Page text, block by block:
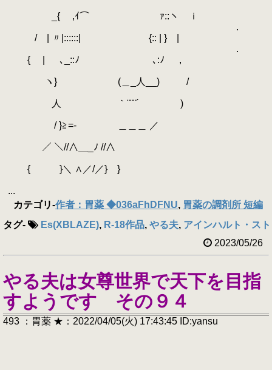
_{ ,ｲ⌒ ｧ::ヽ ｉ
.
/ | 〃|::::::| {:: | } |
.
{ | ､_::ﾉ ､:ﾉ ,
ヽ} (＿_人__) /
人 ｀¨¨¨´ )
/ }≧=- ＿＿＿ ／
／ ＼//∧＿_ﾉ //∧
{ }＼ ∧／/／} }
...
カテゴリ-作者：胃薬 ◆036aFhDFNU, 胃薬の調剤所 短編
タグ- Es(XBLAZE), R-18作品, やる夫, アインハルト・ス
2023/05/26
やる夫は女尊世界で天下を目指
すようです その９４
493 ：胃薬 ★：2022/04/05(火) 17:43:45 ID:yansu